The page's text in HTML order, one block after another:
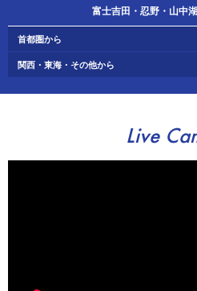
富士吉田・忍野・山中
首都圏から
関西・東海・その他から
Live